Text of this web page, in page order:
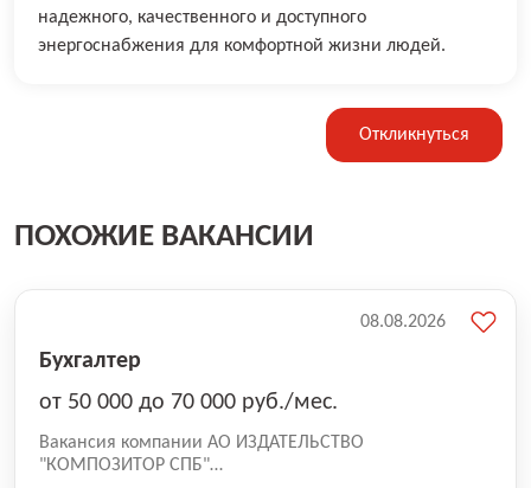
надежного, качественного и доступного
энергоснабжения для комфортной жизни людей.
Откликнуться
ПОХОЖИЕ ВАКАНСИИ
Бухгалтер
от 50 000 до 70 000 руб./мес.
Вакансия компании АО ИЗДАТЕЛЬСТВО
"КОМПОЗИТОР СПБ"
08.08.2026